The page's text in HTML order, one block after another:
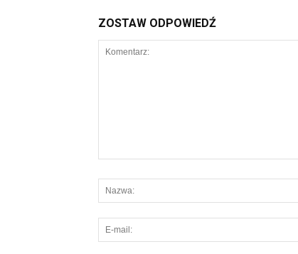
ZOSTAW ODPOWIEDŹ